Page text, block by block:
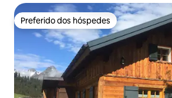
Preferido dos hóspedes
Preferido dos hóspedes